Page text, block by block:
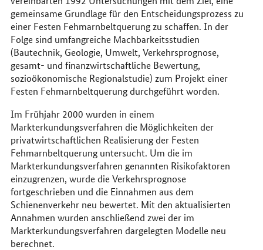
gemeinsame Grundlage für den Entscheidungsprozess zu
einer Festen Fehmarnbeltquerung zu schaffen. In der
Folge sind umfangreiche Machbarkeitsstudien
(Bautechnik, Geologie, Umwelt, Verkehrsprognose,
gesamt- und finanzwirtschaftliche Bewertung,
sozioökonomische Regionalstudie) zum Projekt einer
Festen Fehmarnbeltquerung durchgeführt worden.
Im Frühjahr 2000 wurden in einem
Markterkundungsverfahren die Möglichkeiten der
privatwirtschaftlichen Realisierung der Festen
Fehmarnbeltquerung untersucht. Um die im
Markterkundungsverfahren genannten Risikofaktoren
einzugrenzen, wurde die Verkehrsprognose
fortgeschrieben und die Einnahmen aus dem
Schienenverkehr neu bewertet. Mit den aktualisierten
Annahmen wurden anschließend zwei der im
Markterkundungsverfahren dargelegten Modelle neu
berechnet.